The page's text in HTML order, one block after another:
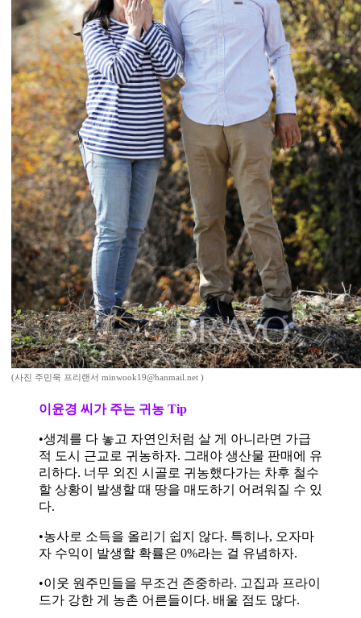
(사진 주민욱 프리랜서 minwook19@hanmail.net )
이윤경 씨가 주는 귀농 Tip
•생계를 다 놓고 자연인처럼 살 게 아니라면 가급
적 도시 근교로 귀농하자. 그래야 생산물 판매에 유
리하다. 너무 외진 시골로 귀농했다가는 차후 철수
할 상황이 발생할 때 땅을 매도하기 어려워질 수 있
다.
•농사로 소득을 올리기 쉽지 않다. 특히나, 오자마
자 수익이 발생할 확률은 0%라는 걸 유념하자.
•이웃 원주민들을 무조건 존중하라. 고집과 프라이
드가 강한 게 농촌 어른들이다. 배울 점도 많다.